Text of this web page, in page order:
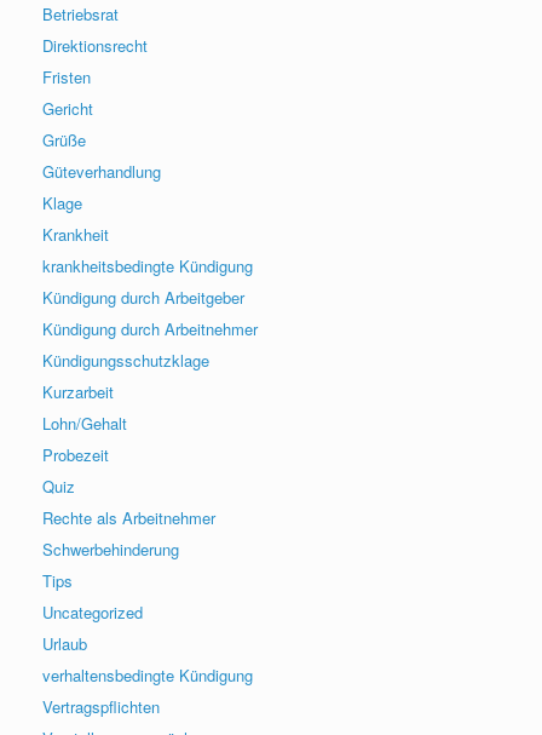
Betriebsrat
Direktionsrecht
Fristen
Gericht
Grüße
Güteverhandlung
Klage
Krankheit
krankheitsbedingte Kündigung
Kündigung durch Arbeitgeber
Kündigung durch Arbeitnehmer
Kündigungsschutzklage
Kurzarbeit
Lohn/Gehalt
Probezeit
Quiz
Rechte als Arbeitnehmer
Schwerbehinderung
Tips
Uncategorized
Urlaub
verhaltensbedingte Kündigung
Vertragspflichten